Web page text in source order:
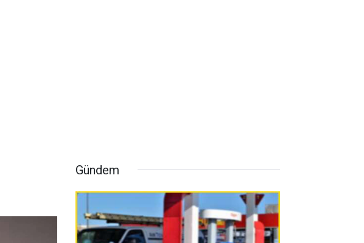
Gündem